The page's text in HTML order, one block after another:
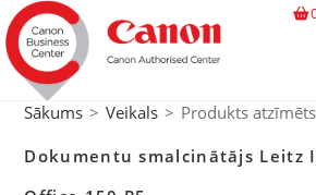
Sākums > Veikals > Produkts
Dokumentu smalcinātājs Leitz